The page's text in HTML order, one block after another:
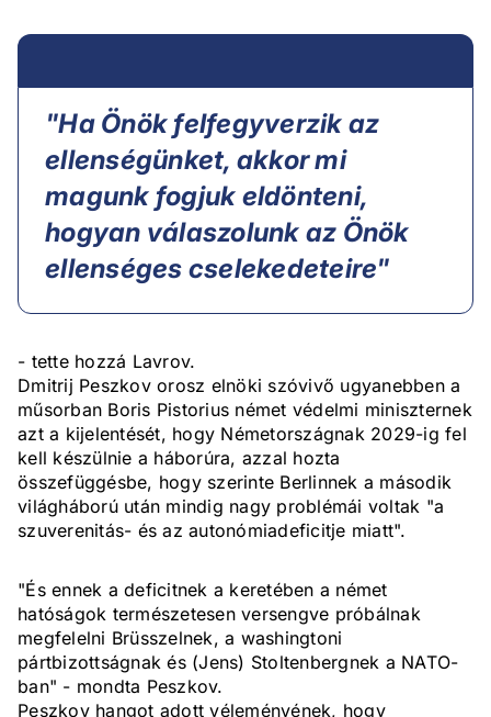
"Ha Önök felfegyverzik az
ellenségünket, akkor mi
magunk fogjuk eldönteni,
hogyan válaszolunk az Önök
ellenséges cselekedeteire"
- tette hozzá Lavrov.
Dmitrij Peszkov orosz elnöki szóvivő ugyanebben a
műsorban Boris Pistorius német védelmi miniszternek
azt a kijelentését, hogy Németországnak 2029-ig fel
kell készülnie a háborúra, azzal hozta
összefüggésbe, hogy szerinte Berlinnek a második
világháború után mindig nagy problémái voltak "a
szuverenitás- és az autonómiadeficitje miatt".
"És ennek a deficitnek a keretében a német
hatóságok természetesen versengve próbálnak
megfelelni Brüsszelnek, a washingtoni
pártbizottságnak és (Jens) Stoltenbergnek a NATO-
ban" - mondta Peszkov.
Peszkov hangot adott véleményének, hogy